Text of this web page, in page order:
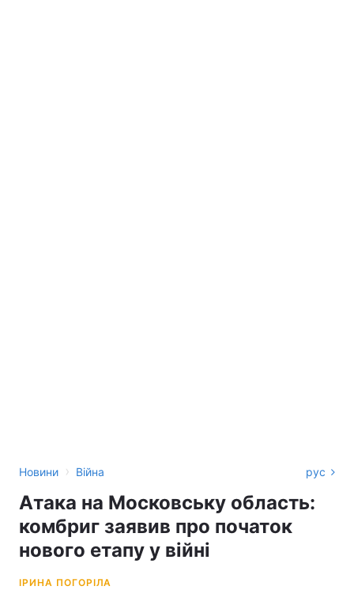
Новини › Війна рус
Атака на Московську область:
комбриг заявив про початок
нового етапу у війні
ІРИНА ПОГОРІЛА